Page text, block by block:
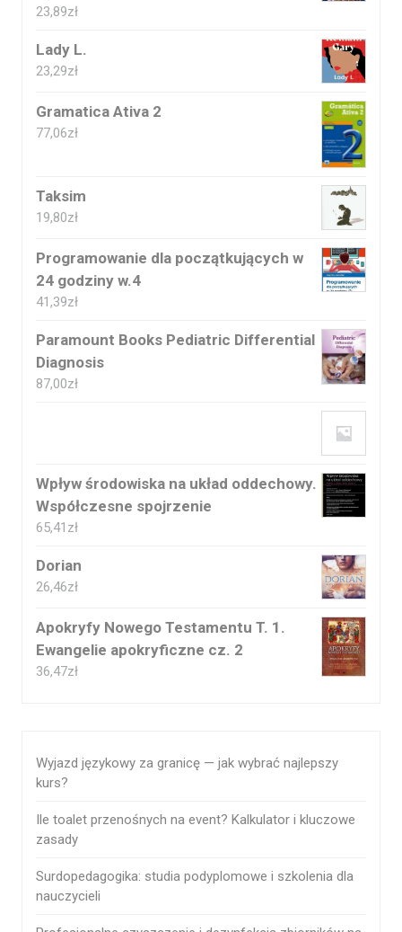
23,89zł
Lady L.
23,29zł
Gramatica Ativa 2
77,06zł
Taksim
19,80zł
Programowanie dla początkujących w
24 godziny w.4
41,39zł
Paramount Books Pediatric Differential
Diagnosis
87,00zł
Wpływ środowiska na układ oddechowy.
Współczesne spojrzenie
65,41 zł
Dorian
26,46zł
Apokryfy Nowego Testamentu T. 1.
Ewangelie apokryficzne cz. 2
36,47zł
Wyjazd językowy za granicę — jak wybrać najlepszy
kurs?
Ile toalet przenośnych na event? Kalkulator i kluczowe
zasady
Surdopedagogika: studia podyplomowe i szkolenia dla
nauczycieli